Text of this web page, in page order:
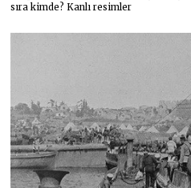
sıra kimde? Kanlı resimler